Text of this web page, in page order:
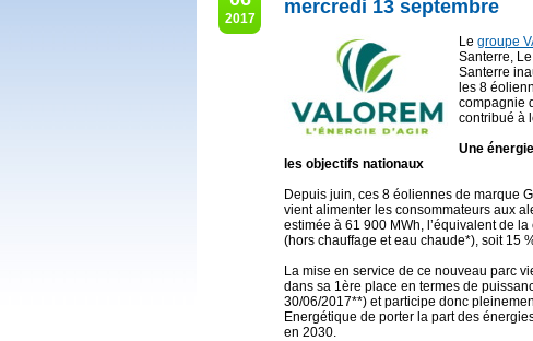
2017
mercredi 13 septembre
Le groupe
Santerre,
Santerre
les 8
compagnie
contribué à
Une
les objectifs nationaux
Depuis juin, ces 8 éoliennes de marque
vient alimenter les consommateurs aux
estimée à 61 900 MWh, l’équivalent de
(hors chauffage et eau chaude*), soit 15
La mise en service de ce nouveau parc
dans sa 1ère place en termes de
30/06/2017**) et participe donc
Energétique de porter la part des
en 2030.